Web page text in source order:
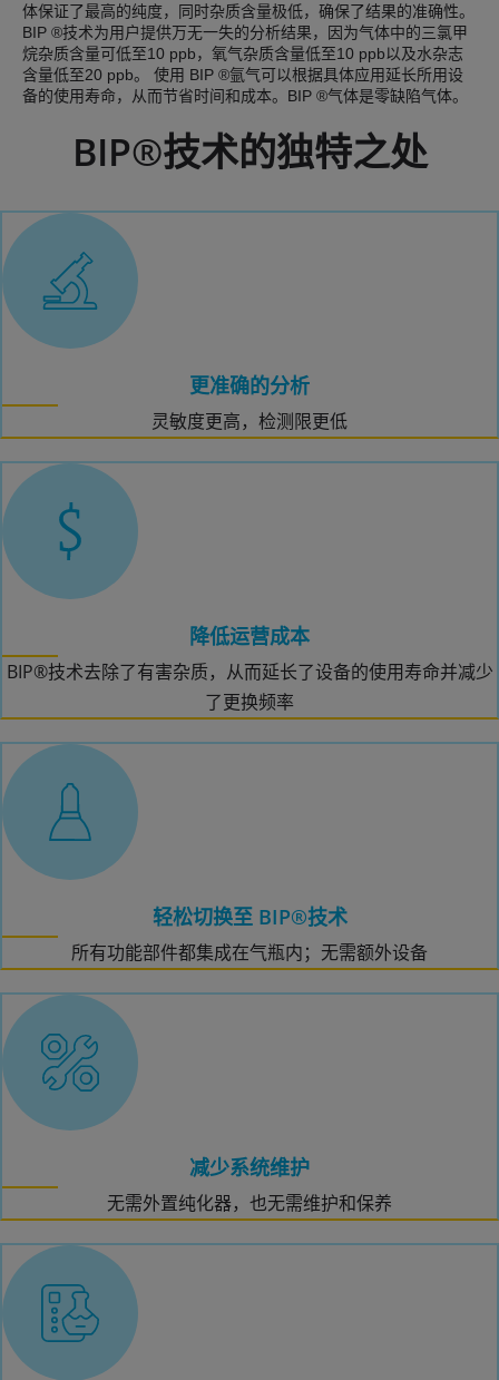
体保证了最高的纯度，同时杂质含量极低，确保了结果的准确性。
BIP ®技术为用户提供万无一失的分析结果，因为气体中的三氯甲
烷杂质含量可低至10 ppb，氧气杂质含量低至10 ppb以及水杂志
含量低至20 ppb。 使用 BIP ®氩气可以根据具体应用延长所用设
备的使用寿命，从而节省时间和成本。BIP ®气体是零缺陷气体。
BIP®技术的独特之处
更准确的分析
灵敏度更高，检测限更低
降低运营成本
BIP®技术去除了有害杂质，从而延长了设备的使用寿命并减少
了更换频率
轻松切换至 BIP®技术
所有功能部件都集成在气瓶内；无需额外设备
减少系统维护
无需外置纯化器，也无需维护和保养